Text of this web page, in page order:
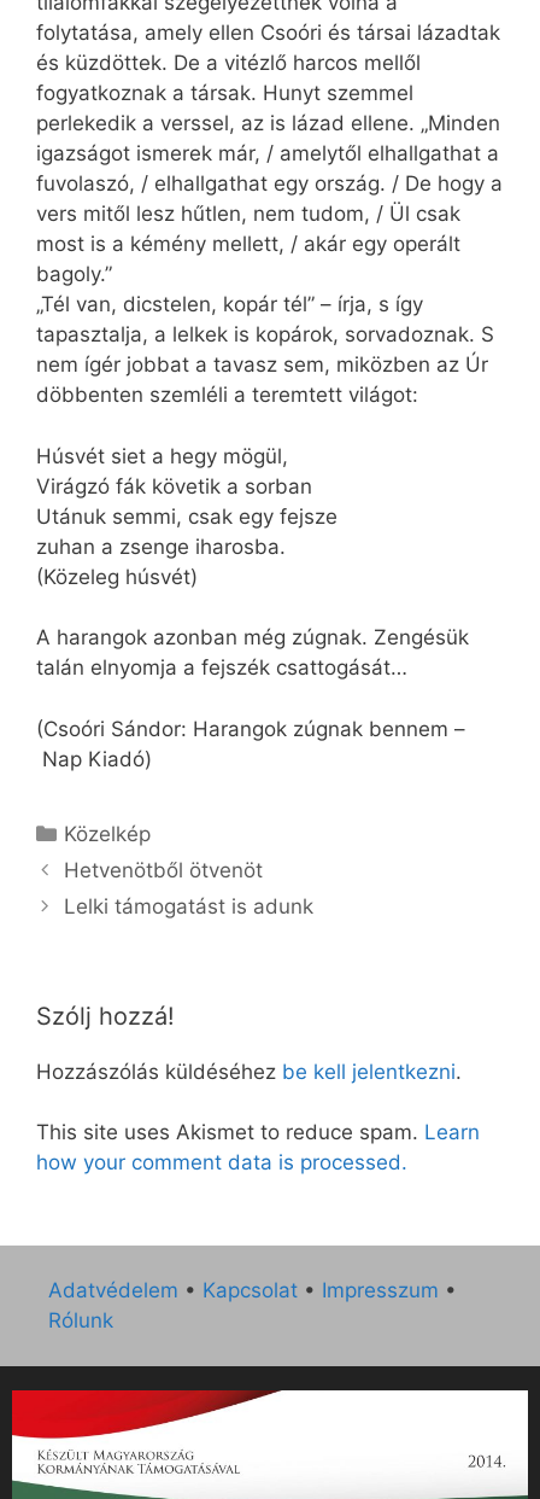
folytatása, amely ellen Csoóri és társai lázadtak
és küzdöttek. De a vitézlő harcos mellől
fogyatkoznak a társak. Hunyt szemmel
perlekedik a verssel, az is lázad ellene. „Minden
igazságot ismerek már, / amelytől elhallgathat a
fuvolaszó, / elhallgathat egy ország. / De hogy a
vers mitől lesz hűtlen, nem tudom, / Ül csak
most is a kémény mellett, / akár egy operált
bagoly.”
„Tél van, dicstelen, kopár tél” – írja, s így
tapasztalja, a lelkek is kopárok, sorvadoznak. S
nem ígér jobbat a tavasz sem, miközben az Úr
döbbenten szemléli a teremtett világot:
Húsvét siet a hegy mögül,
Virágzó fák követik a sorban
Utánuk semmi, csak egy fejsze
zuhan a zsenge iharosba.
(Közeleg húsvét)
A harangok azonban még zúgnak. Zengésük
talán elnyomja a fejszék csattogását…
(Csoóri Sándor: Harangok zúgnak bennem –
Nap Kiadó)
Kategória
Közelkép
Hetvenötből ötvenöt
Lelki támogatást is adunk
Szólj hozzá!
Hozzászólás küldéséhez be kell jelentkezni.
This site uses Akismet to reduce spam. Learn
how your comment data is processed.
Adatvédelem • Kapcsolat • Impresszum •
Rólunk